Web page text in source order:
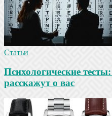
Статьи
Психологические
расскажут о вас